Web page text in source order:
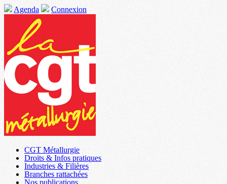
Agenda Connexion
CGT Métallurgie
Droits & Infos pratiques
Industries & Filières
Branches rattachées
Nos publications